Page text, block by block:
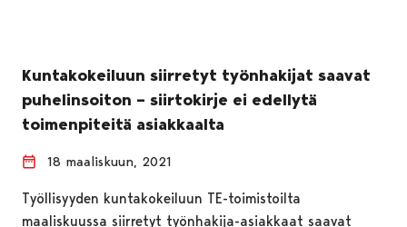
Kuntakokeiluun siirretyt työnhakijat saavat
puhelinsoiton – siirtokirje ei edellytä
toimenpiteitä asiakkaalta
18 maaliskuun, 2021
Työllisyyden kuntakokeiluun TE-toimistoilta
maaliskuussa siirretyt työnhakija-asiakkaat saavat